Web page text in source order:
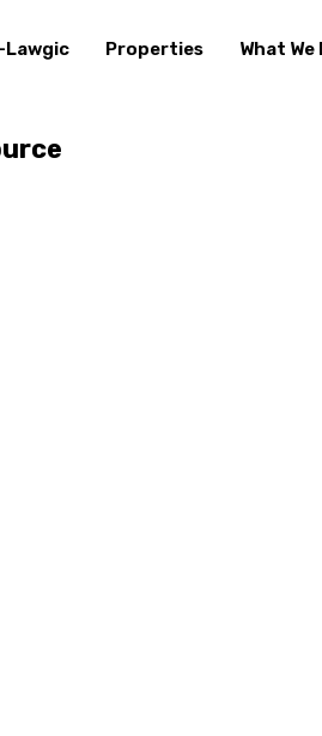
Lawgic Properties What We